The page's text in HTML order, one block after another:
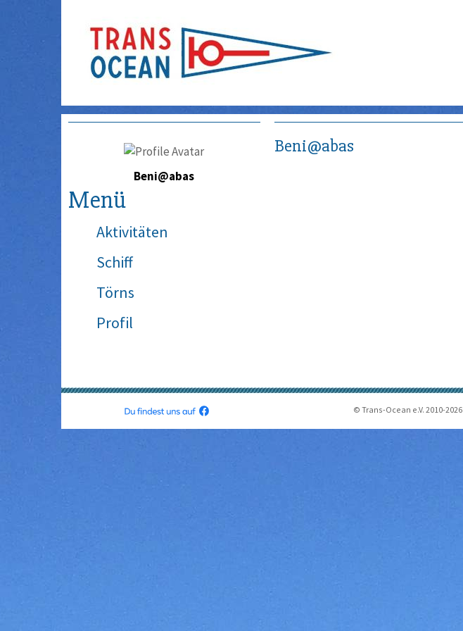
Beni@abas
Menü
Aktivitäten
Schiff
Törns
Profil
Beni@abas
© Trans-Ocean e.V. 2010-2026